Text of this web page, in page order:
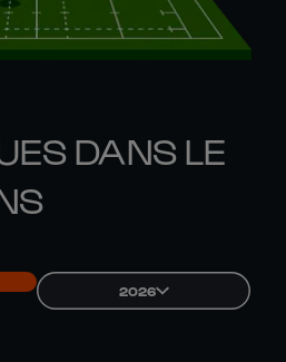
DANS LE
2026